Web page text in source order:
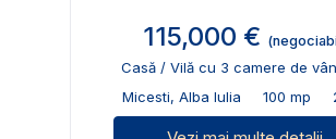
115,000 €
Casă / Vilă cu 3 camere de
Micesti, Alba Iulia
100 mp